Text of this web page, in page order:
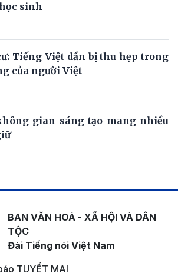
sinh
Tiếng Việt dần bị thu hẹp trong
của người Việt
gian sáng tạo mang nhiều
BAN VĂN HOÁ - XÃ HỘI VÀ DÂN
TỘC
Đài Tiếng nói Việt Nam
TUYẾT MAI